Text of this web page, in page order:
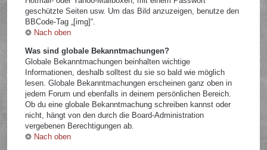
geschützte Seiten usw. Um das Bild anzuzeigen, benutze den
BBCode-Tag „[img]“.
Nach oben
Was sind globale Bekanntmachungen?
Globale Bekanntmachungen beinhalten wichtige
Informationen, deshalb solltest du sie so bald wie möglich
lesen. Globale Bekanntmachungen erscheinen ganz oben in
jedem Forum und ebenfalls in deinem persönlichen Bereich.
Ob du eine globale Bekanntmachung schreiben kannst oder
nicht, hängt von den durch die Board-Administration
vergebenen Berechtigungen ab.
Nach oben